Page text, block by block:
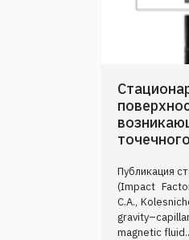
Публикация
(Impact
C.A.,
magnetic